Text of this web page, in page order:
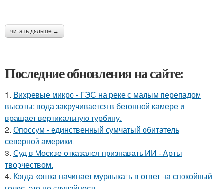
читать дальше →
Последние обновления на сайте:
1. Вихревые микро - ГЭС на реке с малым перепадом
высоты: вода закручивается в бетонной камере и
вращает вертикальную турбину.
2. Опоссум - единственный сумчатый обитатель
северной америки.
3. Суд в Москве отказался признавать ИИ - Арты
творчеством.
4. Когда кошка начинает мурлыкать в ответ на спокойный